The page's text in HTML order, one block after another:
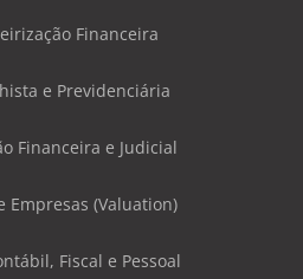
Financeira
e Previdenciária
Financeira e Judicial
Empresas (Valuation)
Fiscal e Pessoal